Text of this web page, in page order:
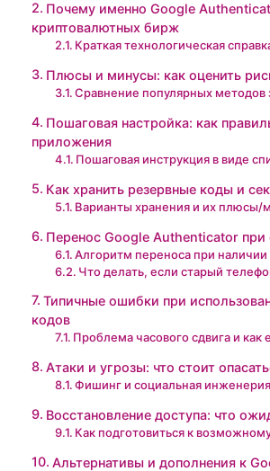
Почему именно Google
криптовалютных бирж
Краткая технологическая
Плюсы и минусы: как оценить
Сравнение популярных
Пошаговая настройка: как
приложения
Пошаговая инструкция в виде
Как хранить резервные коды и
Варианты хранения и их плюсы/
Перенос Google Authenticator при
Алгоритм переноса при наличии
Что делать, если старый
Типичные ошибки при
кодов
Проблема часового сдвига и как
Атаки и угрозы: что стоит
Фишинг и социальная инженерия
Восстановление доступа: что
Как подготовиться к
Альтернативы и дополнения к